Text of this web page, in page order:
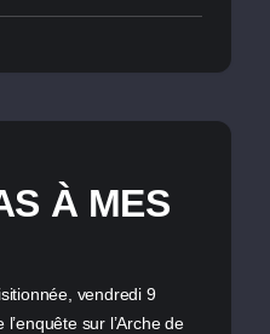
À MES
vendredi 9
sur l’Arche de